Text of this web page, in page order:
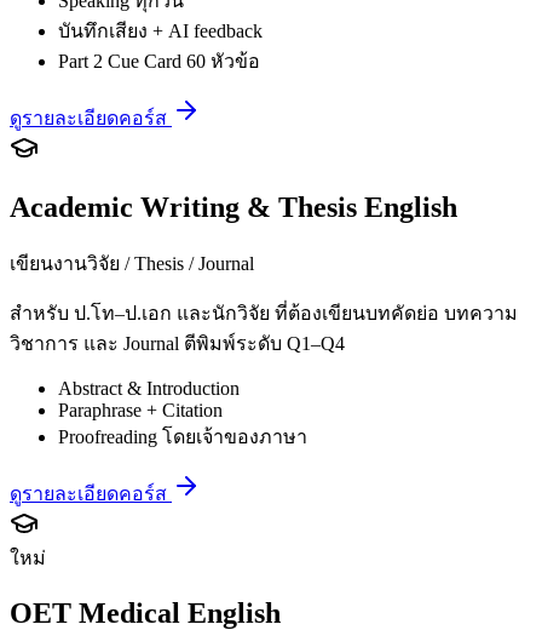
บันทึกเสียง + AI feedback
Part 2 Cue Card 60 หัวข้อ
ดูรายละเอียดคอร์ส
Academic Writing & Thesis English
เขียนงานวิจัย / Thesis / Journal
สำหรับ ป.โท–ป.เอก และนักวิจัย ที่ต้องเขียนบทคัดย่อ บทความ
วิชาการ และ Journal ตีพิมพ์ระดับ Q1–Q4
Abstract & Introduction
Paraphrase + Citation
Proofreading โดยเจ้าของภาษา
ดูรายละเอียดคอร์ส
ใหม่
OET Medical English